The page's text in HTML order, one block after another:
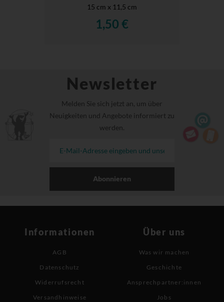
15 cm x 11,5 cm
1,50 €
Newsletter
Melden Sie sich jetzt an, um über
Neuigkeiten und Angebote informiert zu
werden.
Abonnieren
Informationen
AGB
Datenschutz
Widerrufsrecht
Versandhinweise
Über uns
Was wir machen
Geschichte
Ansprechpartner:innen
Jobs